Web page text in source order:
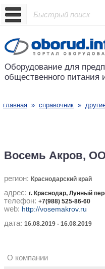
Проект основан в 2001 году
Оборудование для
общественного питания
главная » справочник »
Восемь Акров,
регион: Краснодарский край
адрес: г. Краснодар, Лунный
телефон: +7(988) 525-86-60
web: http://vosemakrov.ru
дата: 16.08.2019 - 16.08.2019
О компании